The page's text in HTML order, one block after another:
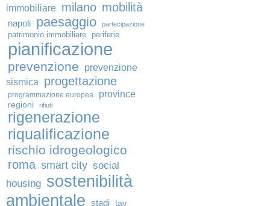
immobiliare milano mobilità
napoli paesaggio partecipazione
patrimonio immobiliare periferie
pianificazione
prevenzione
prevenzione
sismica
progettazione
programmazione europea province
regioni rifiuti
rigenerazione
riqualificazione
rischio idrogeologico
roma smart city social
housing sostenibilità
ambientale stadi tav